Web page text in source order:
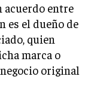
acuerdo entre
es el dueño de
quien
marca o
original